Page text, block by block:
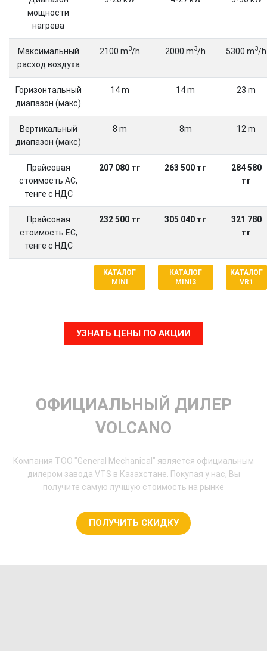
мощности
нагрева
Максимальный
расход воздуха
2100 m3/h 2000 m3/h 5300 m3/h
Горизонтальный
диапазон (макс)
14 m 14 m 23 m
Вертикальный
диапазон (макс)
8 m 8m 12 m
Прайсовая
стоимость АС,
тенге с НДС
207 080 тг 263 500 тг
284 580
тг
Прайсовая
стоимость ЕС,
тенге с НДС
232 500 тг 305 040 тг
321 780
тг
КАТАЛОГ
MINI
КАТАЛОГ
MINI3
КАТАЛОГ
VR1
УЗНАТЬ ЦЕНЫ ПО АКЦИИ
ОФИЦИАЛЬНЫЙ ДИЛЕР
VOLCANO
Компания ТОО "General Mechanical" является официальным
дилером завода VTS в Казахстане. Покупая у нас, Вы
получите самую лучшую стоимость на рынке
ПОЛУЧИТЬ СКИДКУ